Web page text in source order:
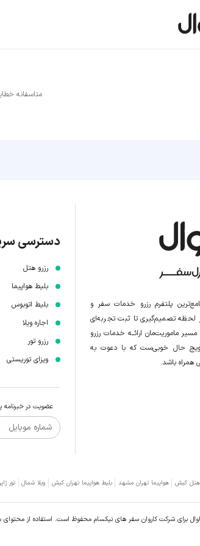
متاسفانه
پلتفرم رزرو خدمات سفر و
لحظه‌ تصمیم‌گیری تا ثبت تجربه‌ای
ماموریت‌مان اراﺋــﻪ خدمات رزرو
حال خوبی‌ست که با دعوت به
باشد.
دسترسی
رزرو هتل
بلیط هواپیما
بلیط اتوبوس
اجاره ویلا
رزرو تور
ویزای توریستی
عضویت در خبرنامه
شماره موبایل
هتل کیش هواپیما تهران مشهد بلیط هواپیما تهران کیش ویلا شمال تور
برای شرکت کاروان سفر های نیکسام محفوظ است. استفاده از